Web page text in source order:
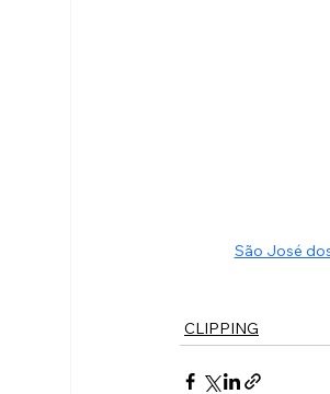
São José
CLIPPING